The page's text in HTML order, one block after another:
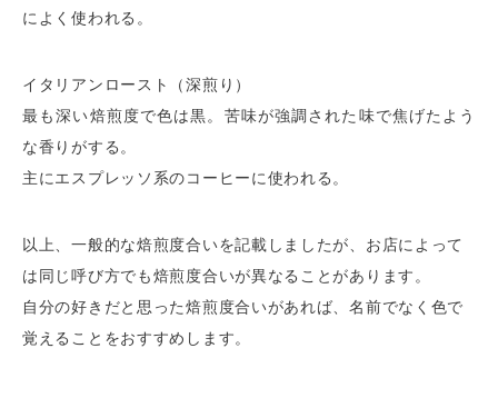
によく使われる。
イタリアンロースト（深煎り）
最も深い焙煎度で色は黒。苦味が強調された味で焦げたよう
な香りがする。
主にエスプレッソ系のコーヒーに使われる。
以上、一般的な焙煎度合いを記載しましたが、お店によって
は同じ呼び方でも焙煎度合いが異なることがあります。
自分の好きだと思った焙煎度合いがあれば、名前でなく色で
覚えることをおすすめします。